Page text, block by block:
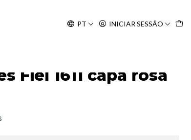
PT INICIAR SESSÃO
Fiel 1611 capa rosa